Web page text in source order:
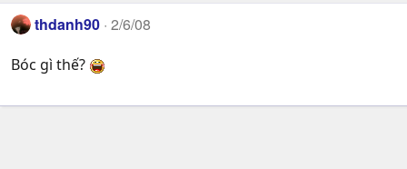
thdanh90 2/6/08
Bóc gì thế?